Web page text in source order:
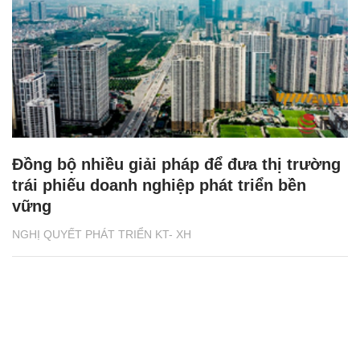
NGHỊ QUYẾT PHÁT TRIỂN KT- XH
Đồng bộ nhiều giải pháp để đưa thị trường
trái phiếu doanh nghiệp phát triển bền
vững